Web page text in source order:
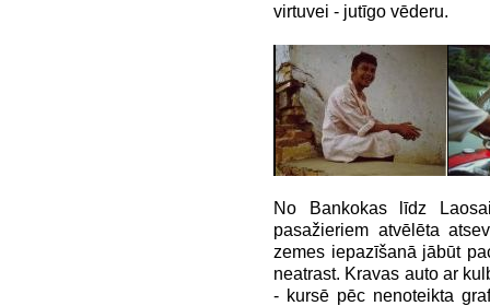
virtuvei - jutīgo vēderu.
No Bankokas līdz
pasažieriem atvēlēta
zemes iepazīšanā jābūt
neatrast. Kravas auto ar
- kursē pēc nenoteikta